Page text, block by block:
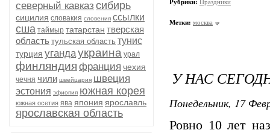
северный кавказ сибирь
сицилия словакия словения ссылки
сша таймыр татарстан тверская
область тульская область тунис
турция угандаукраина урал
финляндия франция чехия
чечня чили швейцария швеция
эстония эфиопия южная корея
южная осетия ява япония ярославль
ярославская область
Рубрики: Праздники
Метки: москва
У НАС
Понедельник, 17
Ровно 10 лет